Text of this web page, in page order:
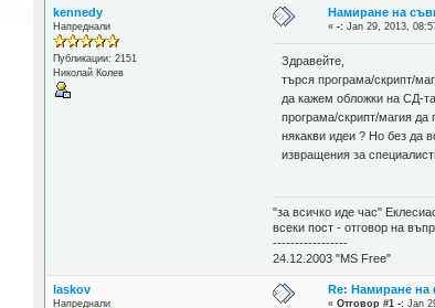
kennedy
Напреднали
Публикации: 2151
Николай Колев
Намиране на
«-: Jan 29, 2013,
Здравейте,
търся програма/скрипт/
да кажем обложки на СД-
програма/скрипт/магия да
някакви идеи ? Но без да
извращения за
"за всичко иде час"
всеки пост - отговор на
-----------------
24.12.2003 "MS Free"
laskov
Напреднали
Re: Намиране на
«Отговор #1 -: Jan